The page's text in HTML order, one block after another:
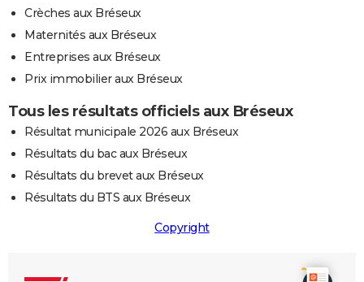
Crèches aux Bréseux
Maternités aux Bréseux
Entreprises aux Bréseux
Prix immobilier aux Bréseux
Tous les résultats officiels aux Bréseux
Résultat municipale 2026 aux Bréseux
Résultats du bac aux Bréseux
Résultats du brevet aux Bréseux
Résultats du BTS aux Bréseux
Copyright